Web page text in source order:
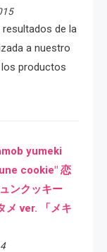
de la
a nuestro
productos
yumeki
cookie" 恋
ンクッキー
メ ver. 「メキ